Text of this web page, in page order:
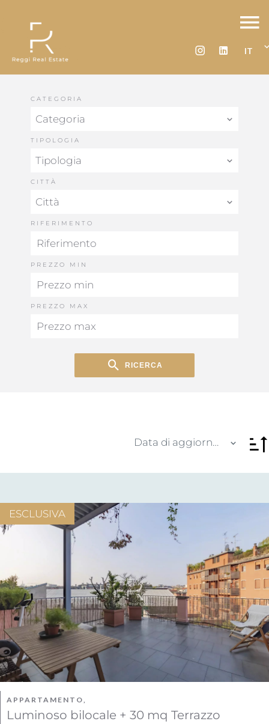
IT
CATEGORIA
Categoria
TIPOLOGIA
Tipologia
CITTÀ
Città
RIFERIMENTO
PREZZO MIN
PREZZO MAX
RICERCA
Data di aggiornamento
APPARTAMENTO,
Luminoso bilocale + 30 mq Terrazzo
ESCLUSIVA